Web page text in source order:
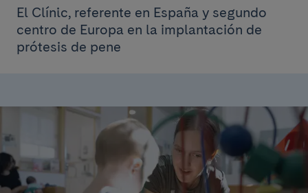
El Clínic, referente en España y segundo
centro de Europa en la implantación de
prótesis de pene